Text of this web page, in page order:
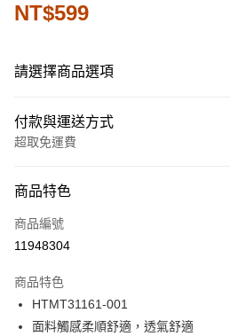
NT$599
請選擇商品選項
付款與運送方式
超取免運費
信用卡一次付款
LINE Pay
街口支付
悠遊付
商品特色
商品編號
11948304
商品特色
HTMT31161-001
面料觸感柔順舒適，透氣舒適